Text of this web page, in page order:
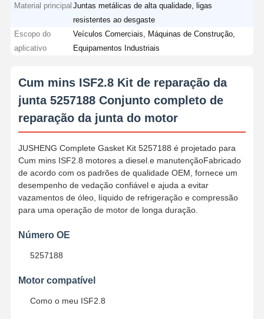
Material principal Juntas metálicas de alta qualidade, ligas
resistentes ao desgaste
Escopo do
aplicativo
Veículos Comerciais, Máquinas de Construção,
Equipamentos Industriais
Cum mins ISF2.8 Kit de reparação da
junta 5257188 Conjunto completo de
reparação da junta do motor
JUSHENG Complete Gasket Kit 5257188 é projetado para
Cum mins ISF2.8 motores a diesel.e manutençãoFabricado
de acordo com os padrões de qualidade OEM, fornece um
desempenho de vedação confiável e ajuda a evitar
vazamentos de óleo, líquido de refrigeração e compressão
para uma operação de motor de longa duração.
Número OE
5257188
Motor compatível
Como o meu ISF2.8